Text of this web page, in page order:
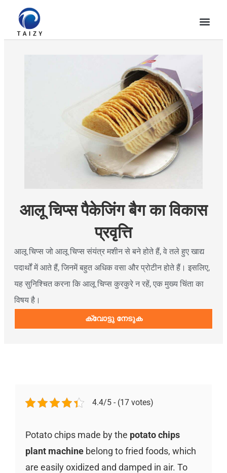
आलू चिप्स पैकेजिंग बैग का विकास
प्रवृत्ति
आलू चिप्स जो आलू चिप्स संयंत्र मशीन से बने होते हैं, वे तले हुए खाद्य
पदार्थों में आते हैं, जिनमें बहुत अधिक वसा और प्रोटीन होते हैं। इसलिए,
यह सुनिश्चित करना कि आलू चिप्स कुरकुरे न रहें, एक मुख्य चिंता का
विषय है।
ക്വോട്ടു നേടുക
4.4/5 - (17 votes)
Potato chips made by the potato chips
plant machinebelong to fried foods, which
are easily oxidized and damped in air. To